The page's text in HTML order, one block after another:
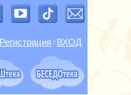
Регистрация / ВХОД